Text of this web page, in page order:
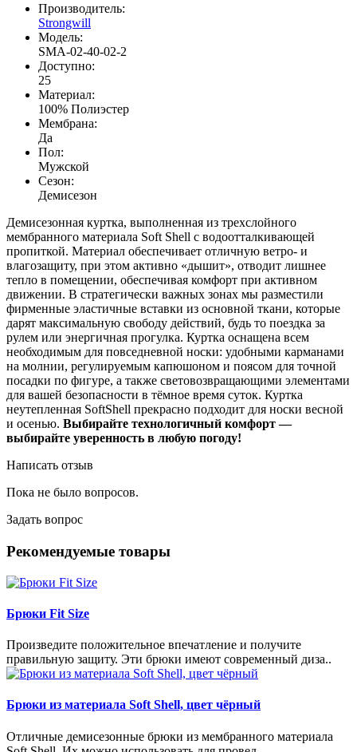
Производитель:
Strongwill
Модель:
SMA-02-40-02-2
Доступно:
25
Материал:
100% Полиэстер
Мембрана:
Да
Пол:
Мужской
Сезон:
Демисезон
Демисезонная куртка, выполненная из трехслойного
мембранного материала Soft Shell с водоотталкивающей
пропиткой. Материал обеспечивает отличную ветро- и
влагозащиту, при этом активно «дышит», отводит лишнее
тепло в помещении, обеспечивая комфорт при активном
движении. В стратегически важных зонах мы разместили
фирменные эластичные вставки из основной ткани, которые
дарят максимальную свободу действий, будь то поездка за
рулем или энергичная прогулка. Куртка оснащена всем
необходимым для повседневной носки: удобными карманами
на молнии, регулируемым капюшоном и поясом для точной
посадки по фигуре, а также световозвращающими элементами
для вашей безопасности в тёмное время суток. Куртка
неутепленная SoftShell прекрасно подходит для носки весной
и осенью. Выбирайте технологичный комфорт —
выбирайте уверенность в любую погоду!
Написать отзыв
Пока не было вопросов.
Задать вопрос
Рекомендуемые товары
Брюки Fit Size
Произведите положительное впечатление и получите
правильную защиту. Эти брюки имеют современный диза..
Брюки из материала Soft Shell, цвет чёрный
Отличные демисезонные брюки из мембранного материала